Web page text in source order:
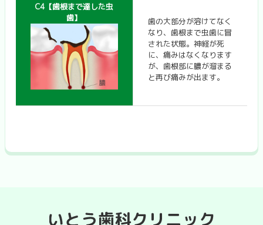
C4【歯根まで達した虫
歯】
歯の大部分が溶けてなく
なり、歯根まで虫歯に冒
された状態。神経が死
に、痛みはなくなります
が、歯根部に膿が溜まる
と再び痛みが出ます。